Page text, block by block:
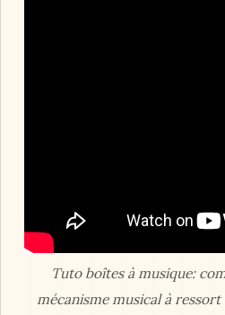
Tuto boîtes à musique:
mécanisme musical à